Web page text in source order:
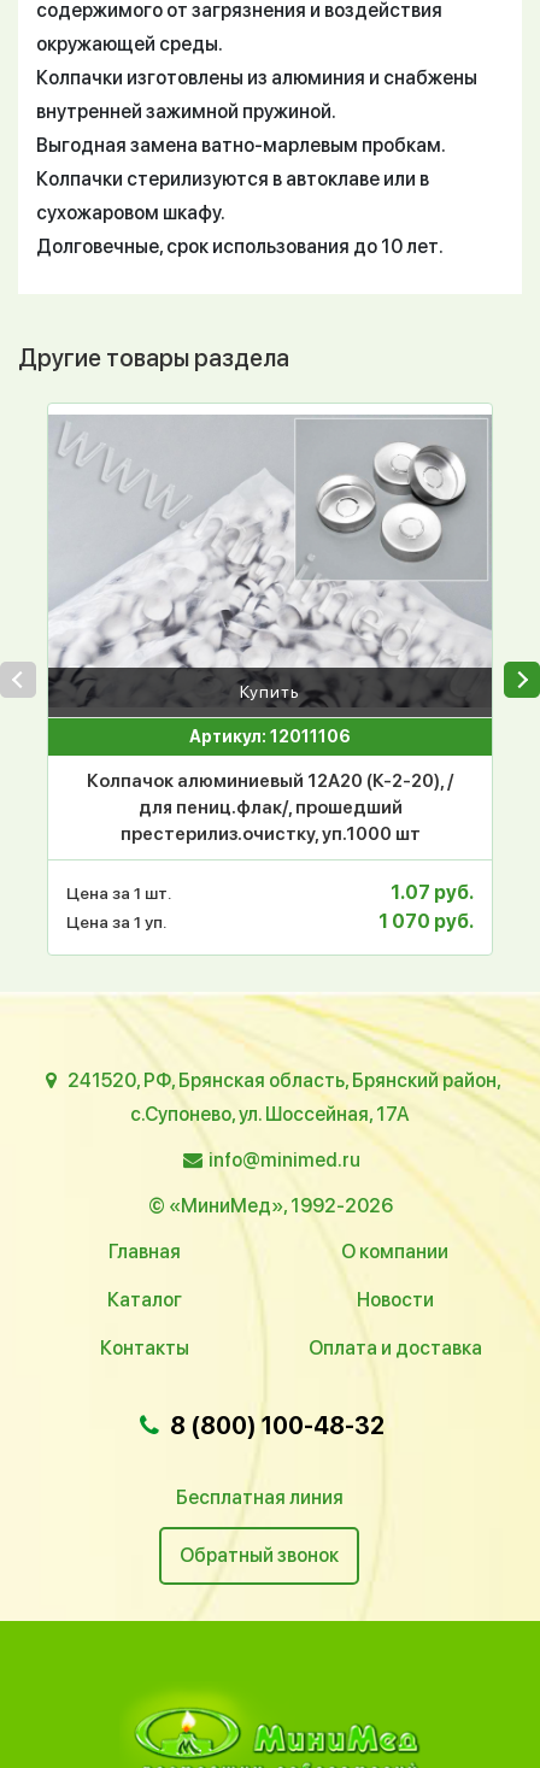
содержимого от загрязнения и воздействия
окружающей среды.
Колпачки изготовлены из алюминия и снабжены
внутренней зажимной пружиной.
Выгодная замена ватно-марлевым пробкам.
Колпачки стерилизуются в автоклаве или в
сухожаровом шкафу.
Долговечные, срок использования до 10 лет.
Другие товары раздела
Купить
Артикул: 12011106
Колпачок алюминиевый 12А20 (К-2-20), /
для пениц.флак/, прошедший
престерилиз.очистку, уп.1000 шт
Цена за 1 шт. 1.07 руб.
Цена за 1 уп. 1 070 руб.
241520, РФ, Брянская область, Брянский район,
с.Супонево, ул. Шоссейная, 17А
info@minimed.ru
© «МиниМед», 1992-2026
Главная
О компании
Каталог Новости
Контакты Оплата и доставка
8 (800) 100-48-32
Бесплатная линия
Обратный звонок